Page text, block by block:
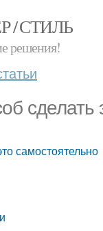
/ СТИЛЬ
решения!
сделать
самостоятельно